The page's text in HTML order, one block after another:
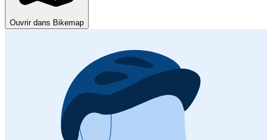
Ouvrir dans Bikemap